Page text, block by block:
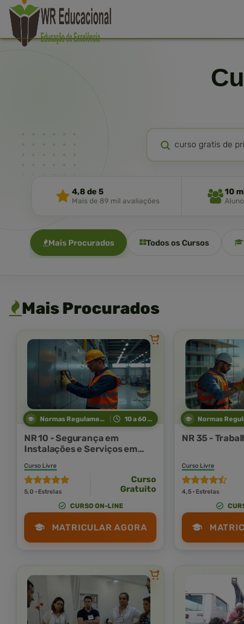
4,8 de 5
Mais de 89 mil avaliações
10
Mais Procurados Todos os Cursos
Mais Procurados
Normas Regulamentadoras 10 a 60 horas
NR 10 - Segurança em
Instalações e Serviços em
Curso Livre
5,0 · Estrelas
Curso
Gratuito
CURSO ON-LINE
MATRICULAR AGORA
NR 35 -
Curso Livre
4,5 · Estrelas